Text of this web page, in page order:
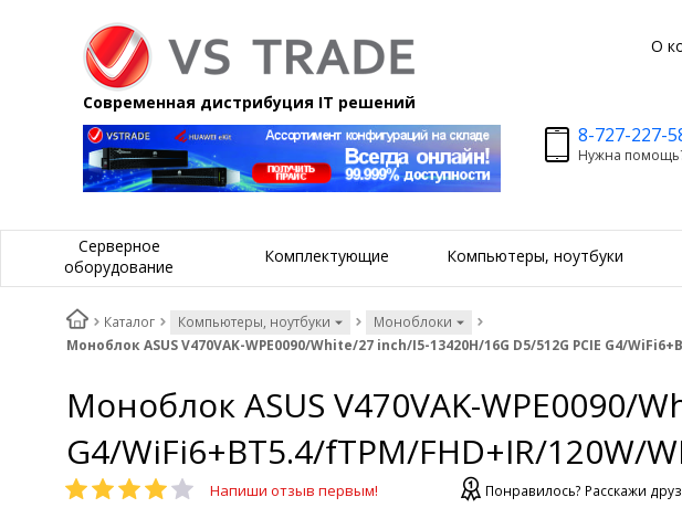
О
Современная дистрибуция IT решений
8-727-227-
Нужна
Серверное
оборудование
Комплектующие Компьютеры, ноутбуки
Каталог Компьютеры, ноутбуки
Моноблоки
Моноблок ASUS V470VAK-WPE0090/White/27 inch/I5-13420H/16G D5/512G PCIE G4/
Моноблок ASUS V470VAK-WPE0090/
G4/WiFi6+BT5.4/fTPM/FHD+IR/120W/
Напиши отзыв первым! Понравилось? Расскажи